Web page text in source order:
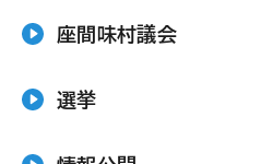
座間味村議会
選挙